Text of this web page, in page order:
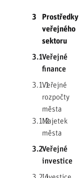
3
Prostředky
veřejného
sektoru
3.1Veřejné
finance
3.1.1Veřejné
rozpočty
města
3.1.2Majetek
města
3.2Veřejné
investice